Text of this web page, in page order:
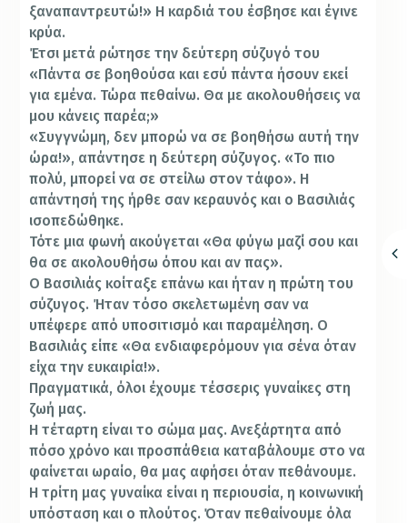
ξαναπαντρευτώ!» Η καρδιά του έσβησε και έγινε
κρύα.
Έτσι μετά ρώτησε την δεύτερη σύζυγό του
«Πάντα σε βοηθούσα και εσύ πάντα ήσουν εκεί
για εμένα. Τώρα πεθαίνω. Θα με ακολουθήσεις να
μου κάνεις παρέα;»
«Συγγνώμη, δεν μπορώ να σε βοηθήσω αυτή την
ώρα!», απάντησε η δεύτερη σύζυγος. «Το πιο
πολύ, μπορεί να σε στείλω στον τάφο». Η
απάντησή της ήρθε σαν κεραυνός και ο Βασιλιάς
ισοπεδώθηκε.
Τότε μια φωνή ακούγεται «Θα φύγω μαζί σου και
θα σε ακολουθήσω όπου και αν πας».
Ο Βασιλιάς κοίταξε επάνω και ήταν η πρώτη του
σύζυγος. Ήταν τόσο σκελετωμένη σαν να
υπέφερε από υποσιτισμό και παραμέληση. Ο
Βασιλιάς είπε «Θα ενδιαφερόμουν για σένα όταν
είχα την ευκαιρία!».
Πραγματικά, όλοι έχουμε τέσσερις γυναίκες στη
ζωή μας.
Η τέταρτη είναι το σώμα μας. Ανεξάρτητα από
πόσο χρόνο και προσπάθεια καταβάλουμε στο να
φαίνεται ωραίο, θα μας αφήσει όταν πεθάνουμε.
Η τρίτη μας γυναίκα είναι η περιουσία, η κοινωνική
υπόσταση και ο πλούτος. Όταν πεθαίνουμε όλα